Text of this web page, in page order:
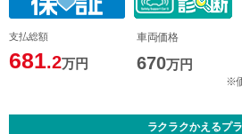
支払総額
681.2万円
車両価格
670万円
※
ラクラクかえるプ